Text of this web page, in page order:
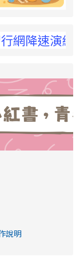
練，請預
Shorts/
說明